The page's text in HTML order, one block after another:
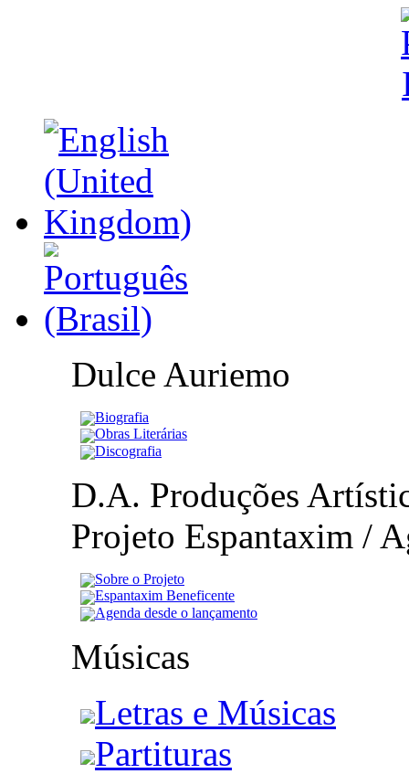
Dulce Auriemo
Biografia
Obras Literárias
Discografia
D.A. Produções
Projeto Espantaxim /
Sobre o Projeto
Espantaxim Beneficente
Agenda desde o lançamento
Músicas
Letras e Músicas
Partituras